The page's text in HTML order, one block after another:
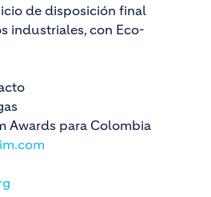
de disposición final
industriales, con Eco-
Awards para Colombia